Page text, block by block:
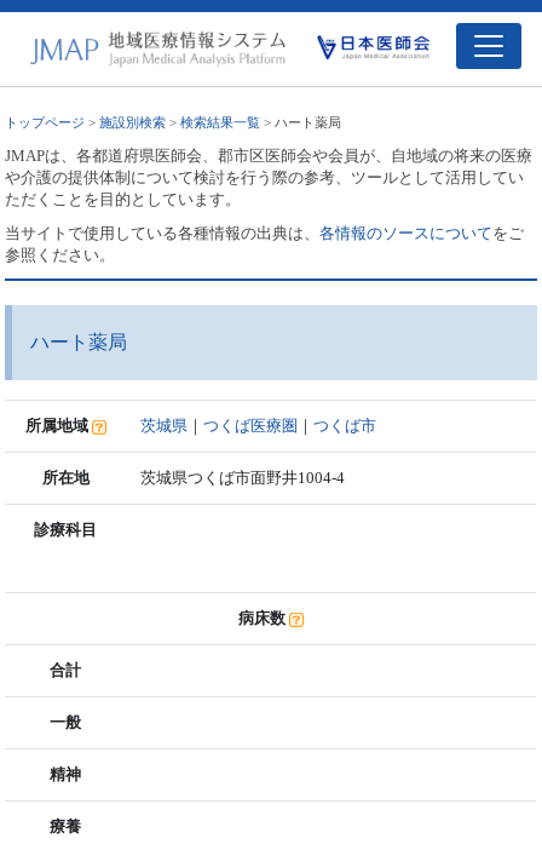
トップページ >施設別検索 >検索結果一覧 > ハート薬局
JMAPは、各都道府県医師会、郡市区医師会や会員が、自地域の将来の医療
や介護の提供体制について検討を行う際の参考、ツールとして活用してい
ただくことを目的としています。
当サイトで使用している各種情報の出典は、各情報のソースについてをご
参照ください。
ハート薬局
所属地域 茨城県 ｜つくば医療圏 ｜つくば市
所在地 茨城県つくば市面野井1004-4
診療科目
病床数
合計
一般
精神
療養